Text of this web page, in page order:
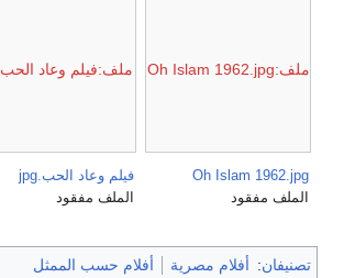
ملف:Oh Islam 1962.jpg
Oh Islam 1962.jpg
الملف مفقود
ملف:فيلم وعاد الحب.jpg
فيلم وعاد الحب.jpg
الملف مفقود
تصنيفان: أفلام مصرية أفلام حسب الممثل